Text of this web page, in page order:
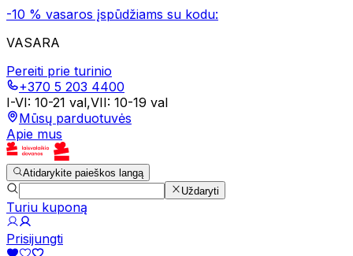
-10 % vasaros įspūdžiams su kodu:
VASARA
Pereiti prie turinio
+370 5 203 4400
I-VI: 10-21 val,VII: 10-19 val
Mūsų parduotuvės
Apie mus
Atidarykite paieškos langą
Uždaryti
Turiu kuponą
Prisijungti